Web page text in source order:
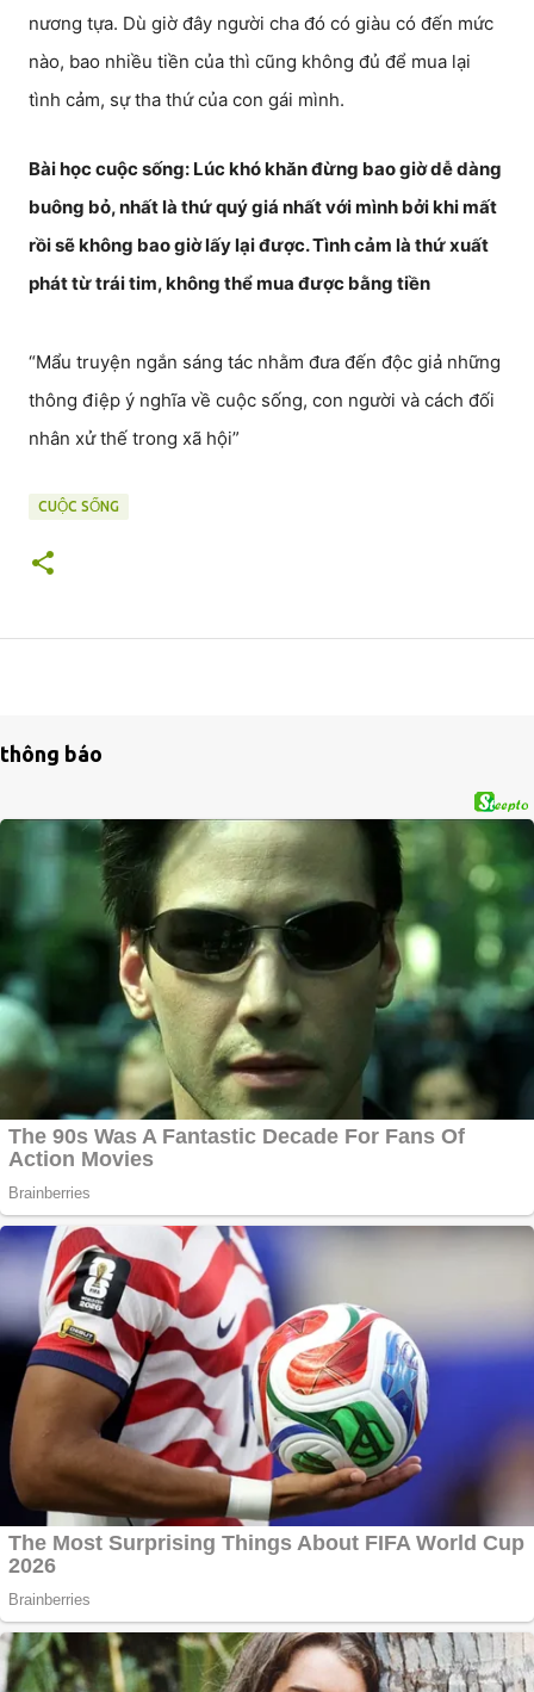
nương tựa. Dù giờ đây người cha đó có giàu có đến mức
nào, bao nhiều tiền của thì cũng không đủ để mua lại
tình cảm, sự tha thứ của con gái mình.
Bài học cuộc sống: Lúc khó khăn đừng bao giờ dễ dàng
buông bỏ, nhất là thứ quý giá nhất với mình bởi khi mất
rồi sẽ không bao giờ lấy lại được. Tình cảm là thứ xuất
phát từ trái tim, không thể mua được bằng tiền
“Mẩu truyện ngắn sáng tác nhằm đưa đến độc giả những
thông điệp ý nghĩa về cuộc sống, con người và cách đối
nhân xử thế trong xã hội”
CUỘC SỐNG
thông báo